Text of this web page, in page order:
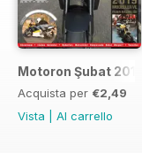
Motoron Şubat 2019
Acquista per €2,49
Vista
Al carrello